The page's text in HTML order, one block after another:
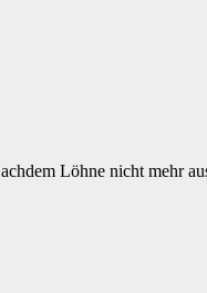
Löhne nicht mehr